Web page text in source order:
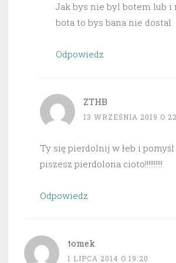
Jak bys nie byl botem lub i
bota to bys bana nie dostal
Odpowiedz
ZTHB
13 WRZEŚNIA 2019 O
Ty się pierdolnij w łeb i
piszesz pierdolona cioto!!!!!!!!!!
Odpowiedz
tomek
1 LIPCA 2014 O 19:20